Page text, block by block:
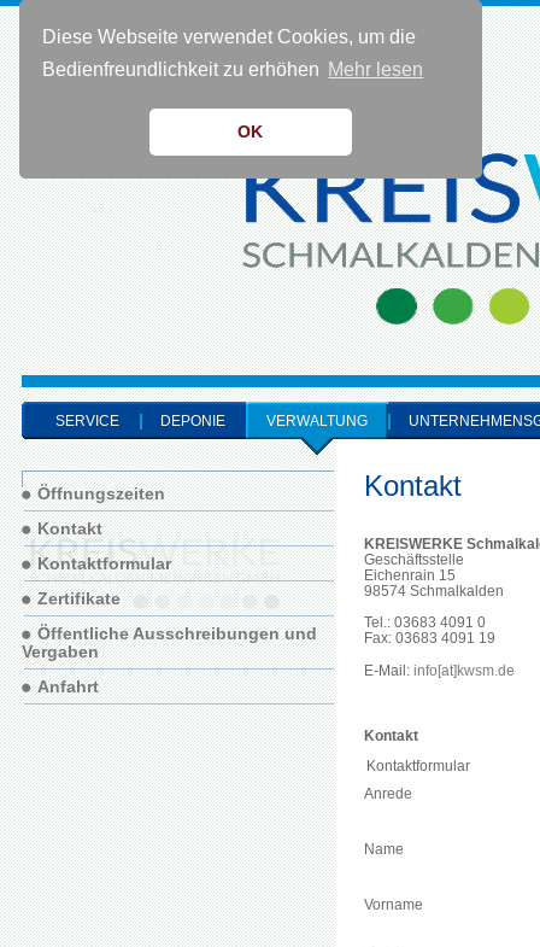
Diese Webseite verwendet Cookies, um die
Bedienfreundlichkeit zu erhöhen Mehr lesen
OK
KONTAKT 0 36 83 - 40 91 0
SERVICE DEPONIE VERWALTUNG
Kontakt
KREISWERKE
Geschäftsstelle
Eichenrain 15
98574 Schmalkalden
Tel.: 03683 4091 0
Fax: 03683 4091 19
E-Mail: info[at]kwsm.de
Kontakt
Kontaktformular
Anrede
Name
Vorname
Öffnungszeiten
Kontakt
Kontaktformular
Zertifikate
Öffentliche Ausschreibungen und
Vergaben
Anfahrt